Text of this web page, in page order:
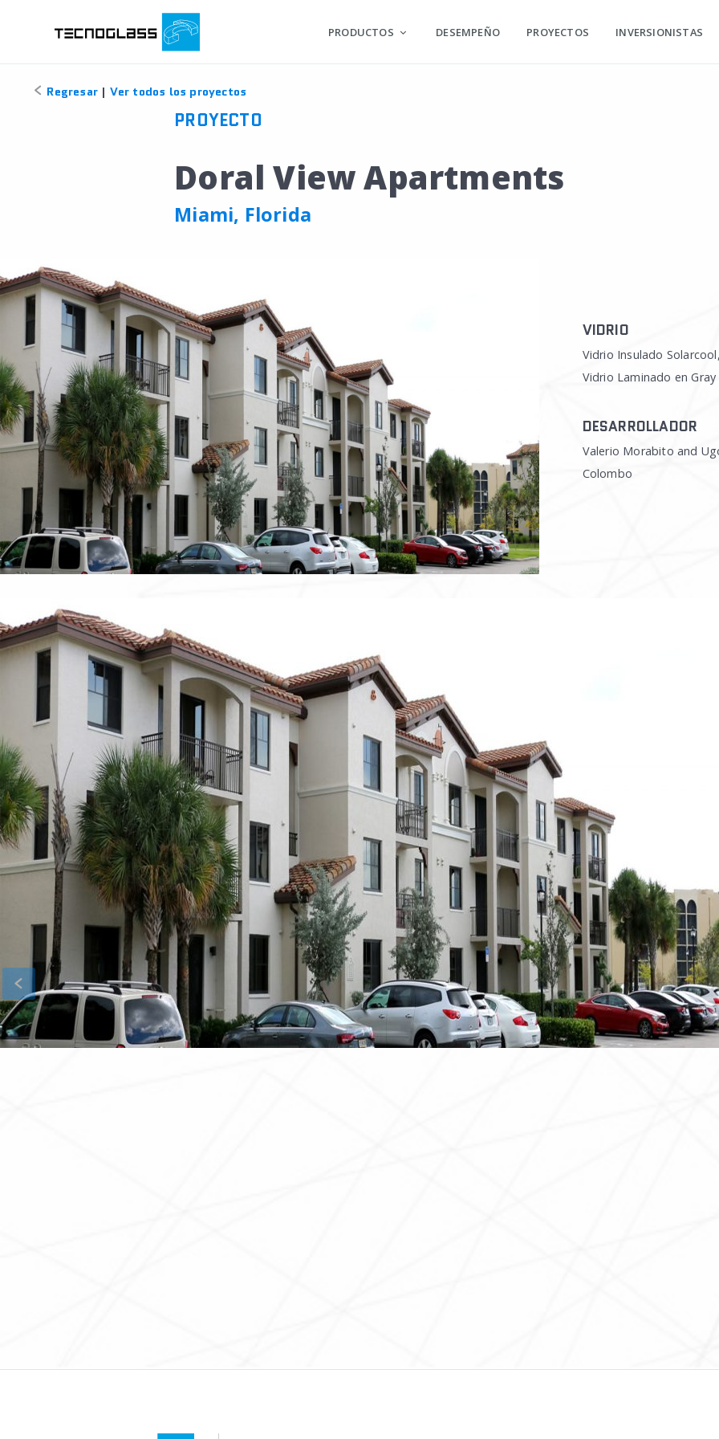
PRODUCTOS DESEMPEÑO PROYECTOS INVERSIONISTAS
Regresar | Ver todos los proyectos
PROYECTO
Doral View Apartments
Miami, Florida
VIDRIO
Vidrio Insulado
Vidrio Laminado en Gray
DESARROLLADOR
Valerio Morabito and
Colombo